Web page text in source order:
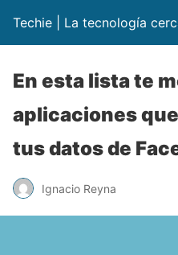
Techie | La tecnología
En esta lista te
aplicaciones
tus datos de
Ignacio Reyna